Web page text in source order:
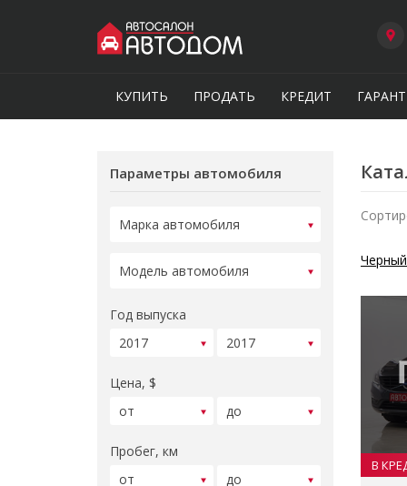
КУПИТЬ ПРОДАТЬ КРЕДИТ
Параметры автомобиля
Год выпуска
Цена, $
Пробег, км
Черный
В